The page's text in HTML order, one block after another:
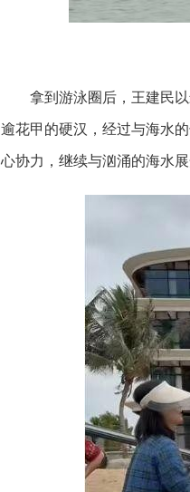
拿到游泳圈后，王建民
逾花甲的硬汉，经过与海水
心协力，继续与汹涌的海水展